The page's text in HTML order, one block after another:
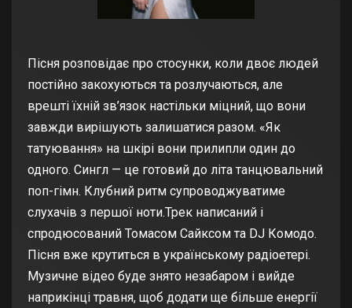
Пісня розповідає про стосунки, коли двоє людей
постійно закохуються та розлучаються, але
врешті їхній зв’язок настільки міцний, що вони
завжди вирішують залишатися разом. «Як
татуювання» на шкірі вони прилипли один до
одного. Сингл — це готовий до літа танцювальний
поп-гімн. Клубний ритм супроводжуватиме
слухачів з першої ноти.Трек написаний і
спродюсований Томасом Сайксом та DJ Комодо.
Пісня вже крутиться в українському радіоетері.
Музичне відео буде знято незабаром і вийде
наприкінці травня, щоб додати ще більше енергії